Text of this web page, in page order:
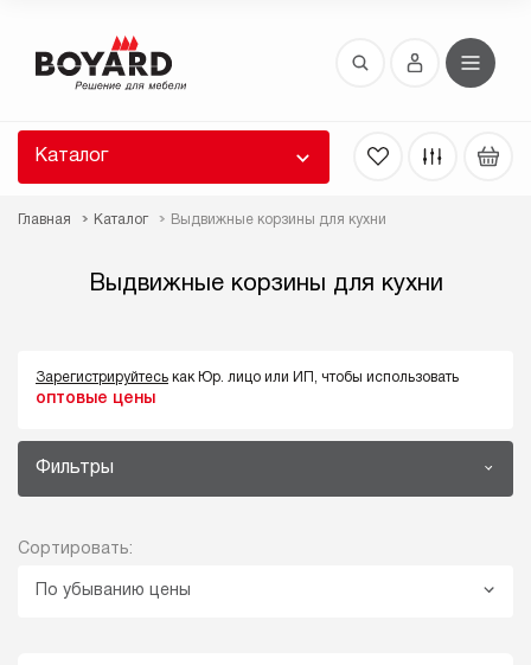
Каталог
Главная Каталог Выдвижные корзины для кухни
Выдвижные корзины для кухни
Зарегистрируйтесь как Юр. лицо или ИП, чтобы использовать
оптовые цены
Фильтры
Сортировать:
По убыванию цены
Восстановление пароля
высланы вам по E-Mail.
ссылку для восстановления